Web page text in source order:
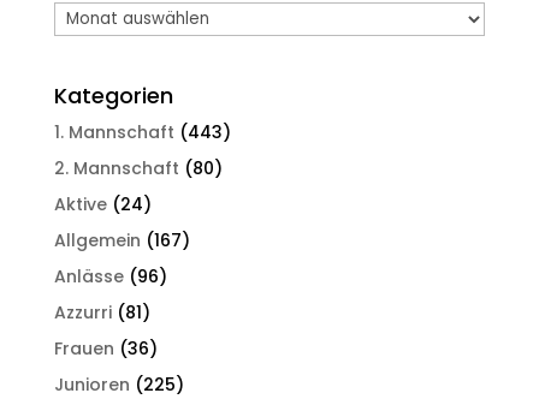
Newsarchiv
Kategorien
1. Mannschaft (443)
2. Mannschaft (80)
Aktive(24)
Allgemein (167)
Anlässe(96)
Azzurri(81)
Frauen (36)
Junioren (225)